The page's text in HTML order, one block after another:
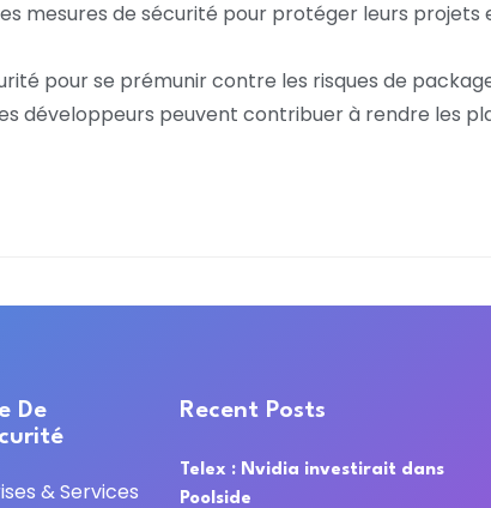
mesures de sécurité pour protéger leurs projets
pour se prémunir contre les risques de
développeurs peuvent contribuer à rendre les
De
& Services
Recent Posts
Telex : Nvidia investirait dans
Poolside